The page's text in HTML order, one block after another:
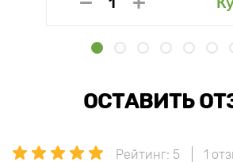
ОСТАВИТЬ
Рейтинг: 5 1